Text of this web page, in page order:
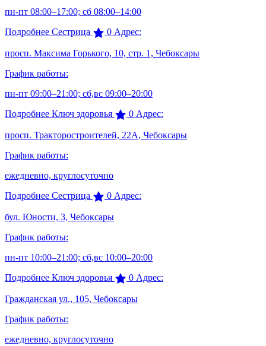
пн-пт 08:00–17:00; сб 08:00–14:00
Подробнее Сестрица 0 Адрес:
просп. Максима Горького, 10, стр. 1, Чебоксары
График работы:
пн-пт 09:00–21:00; сб,вс 09:00–20:00
Подробнее Ключ здоровья 0 Адрес:
просп. Тракторостроителей, 22А, Чебоксары
График работы:
ежедневно, круглосуточно
Подробнее Сестрица 0 Адрес:
бул. Юности, 3, Чебоксары
График работы:
пн-пт 10:00–21:00; сб,вс 10:00–20:00
Подробнее Ключ здоровья 0 Адрес:
Гражданская ул., 105, Чебоксары
График работы:
ежедневно, круглосуточно